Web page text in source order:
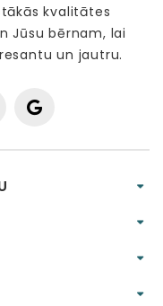
kvalitātes
Jūsu bērnam, lai
un jautru.